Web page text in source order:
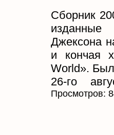
Сборник
Джексона
и кончая
World».
26-го
Просмотров: